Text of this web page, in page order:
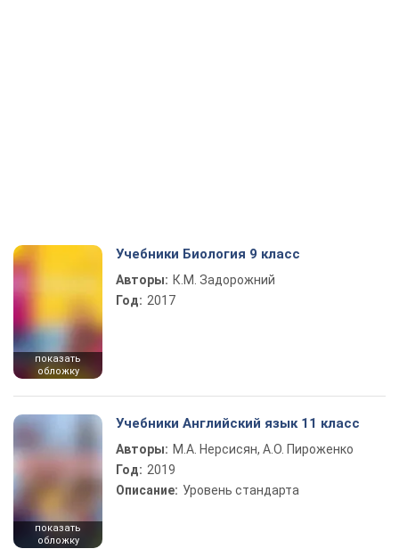
показать
обложку
Учебники Биология 9 класс
Авторы: К.М. Задорожний
Год: 2017
показать
обложку
Учебники Английский язык 11 класс
Авторы: М.А. Нерсисян, А.О. Пироженко
Год: 2019
Описание: Уровень стандарта